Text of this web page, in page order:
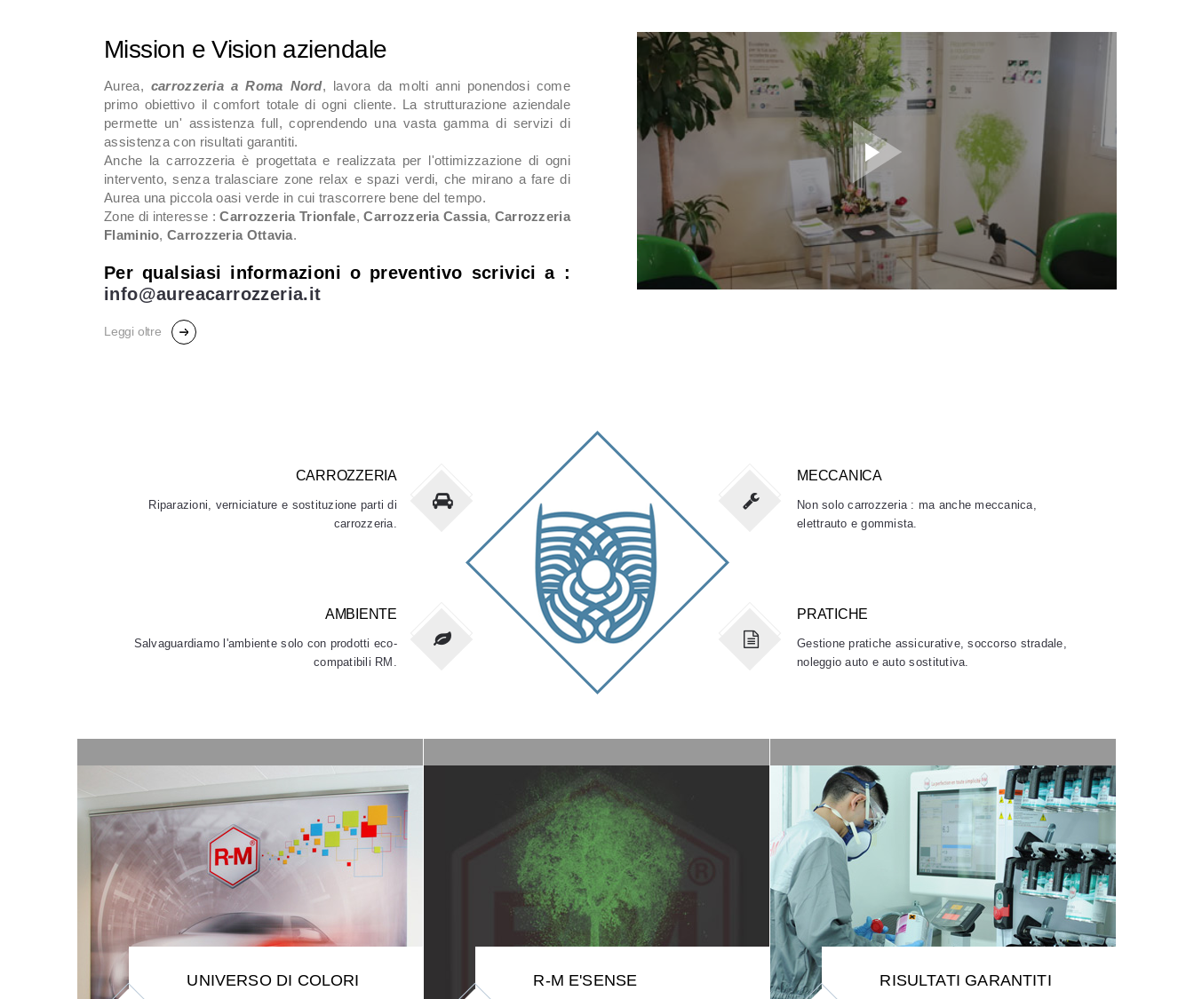
Mission e Vision aziendale
Aurea, carrozzeria a Roma Nord, lavora da molti anni ponendosi come
primo obiettivo il comfort totale di ogni cliente. La strutturazione aziendale
permette un' assistenza full, coprendendo una vasta gamma di servizi di
assistenza con risultati garantiti.
Anche la carrozzeria è progettata e realizzata per l'ottimizzazione di ogni
intervento, senza tralasciare zone relax e spazi verdi, che mirano a fare di
Aurea una piccola oasi verde in cui trascorrere bene del tempo.
Zone di interesse :Carrozzeria Trionfale,Carrozzeria Cassia, Carrozzeria
Flaminio,Carrozzeria Ottavia.
Per qualsiasi informazioni o preventivo scrivici a :
info@aureacarrozzeria.it
Leggi oltre
MECCANICA
Non solo carrozzeria : ma anche meccanica,
elettrauto e gommista.
PRATICHE
Gestione pratiche assicurative, soccorso stradale,
noleggio auto e auto sostitutiva.
CARROZZERIA
Riparazioni, verniciature e sostituzione parti di
carrozzeria.
AMBIENTE
Salvaguardiamo l'ambiente solo con prodotti eco-
compatibili RM.
UNIVERSO DI COLORI R-M E'SENSE RISULTATI GARANTITI